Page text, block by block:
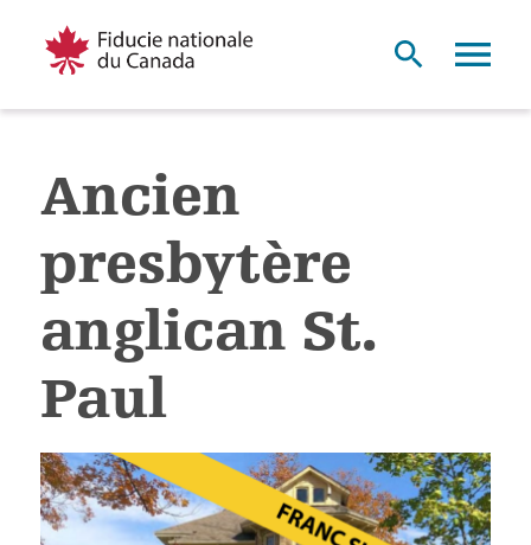
Ancien
presbytère
anglican St.
Paul